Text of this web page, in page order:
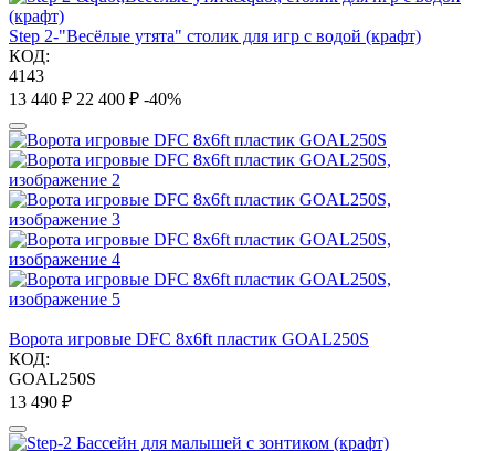
Step 2-"Весёлые утята" столик для игр с водой (крафт)
КОД:
4143
13 440 ₽ 22 400 ₽ -40%
Ворота игровые DFC 8х6ft пластик GOAL250S
КОД:
GOAL250S
13 490 ₽